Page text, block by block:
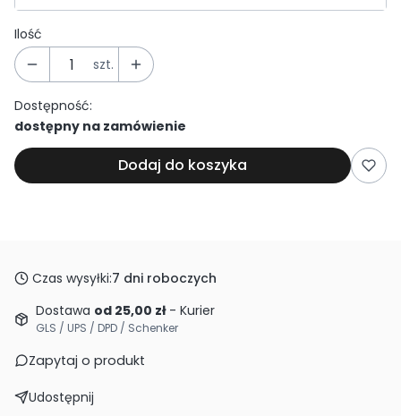
Ilość
szt.
Dostępność:
dostępny na zamówienie
Dodaj do koszyka
Czas wysyłki:7 dni roboczych
Dostawa od 25,00 zł - Kurier
GLS / UPS / DPD / Schenker
Zapytaj o produkt
Udostępnij